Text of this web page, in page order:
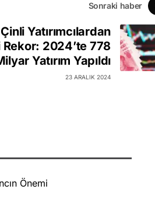
Sonraki haber
Çinli Yatırımcılardan
Rekor: 2024’te 778
Yatırım Yapıldı
23 ARALIK 2024
Önemi